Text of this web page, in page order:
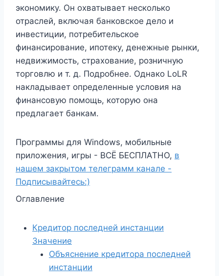
экономику. Он охватывает несколько
отраслей, включая банковское дело и
инвестиции, потребительское
финансирование, ипотеку, денежные рынки,
недвижимость, страхование, розничную
торговлю и т. д. Подробнее. Однако LoLR
накладывает определенные условия на
финансовую помощь, которую она
предлагает банкам.
Программы для Windows, мобильные
приложения, игры - ВСЁ БЕСПЛАТНО, в
нашем закрытом телеграмм канале -
Подписывайтесь:)
Оглавление
Кредитор последней инстанции
Значение
Объяснение кредитора последней
инстанции